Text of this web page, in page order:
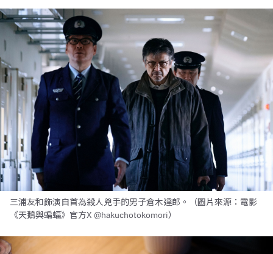
三浦友和飾演自首為殺人兇手的男子倉木達郎。（圖片來源：電影
《天鵝與蝙蝠》官方X @hakuchotokomori）